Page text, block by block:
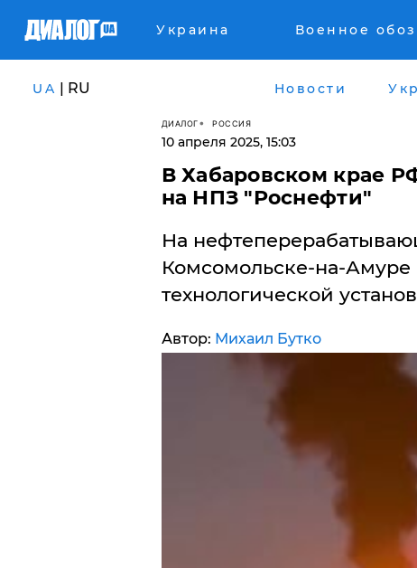
Украина Военное
UA | RU Новости
ДИАЛОГ РОССИЯ
10 апреля 2025, 15:03
В Хабаровском крае
на НПЗ "Роснефти"
На
Комсомольске-на-Амуре
технологической
Автор: Михаил Бутко